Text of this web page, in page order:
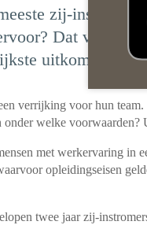
zij-
Dat vroeg
uitkomsten
verrijking voor hun
onder welke
met werkervaring in
opleidingseisen
twee jaar zij-